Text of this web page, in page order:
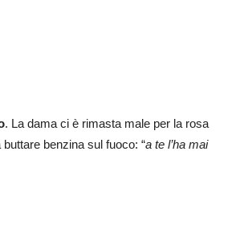
. La dama ci è rimasta male per la rosa
buttare benzina sul fuoco: “a te l’ha mai